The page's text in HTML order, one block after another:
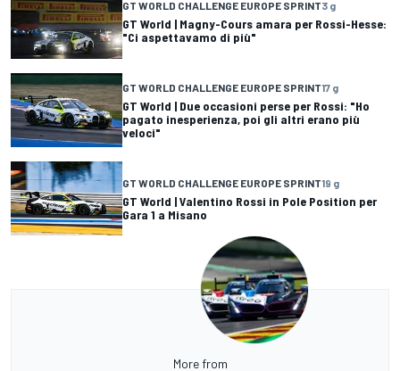
GT WORLD CHALLENGE EUROPE SPRINT3 g
GT World | Magny-Cours amara per Rossi-Hesse:
"Ci aspettavamo di più"
GT WORLD CHALLENGE EUROPE SPRINT17 g
GT World | Due occasioni perse per Rossi: "Ho
pagato inesperienza, poi gli altri erano più
veloci"
GT WORLD CHALLENGE EUROPE SPRINT19 g
GT World | Valentino Rossi in Pole Position per
Gara 1 a Misano
More from